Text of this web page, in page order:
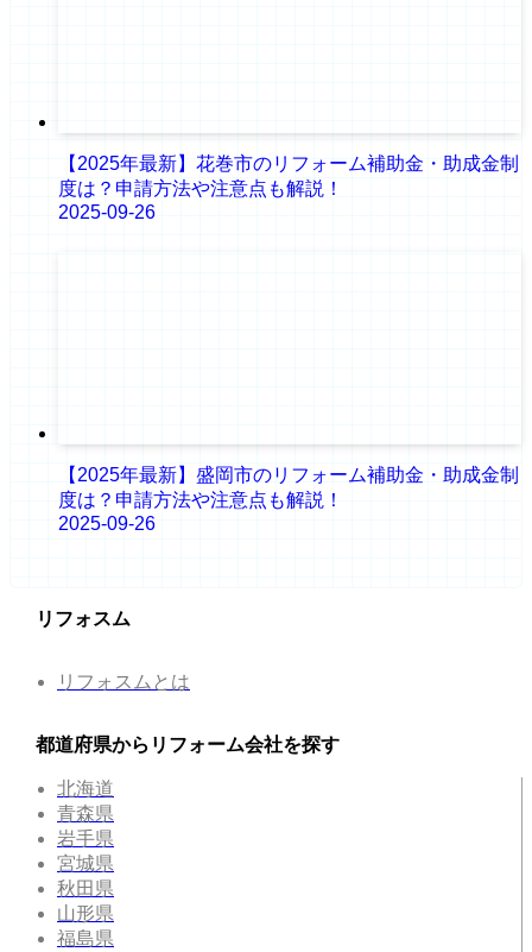
【2025年最新】花巻市のリフォーム補助金・助成金制
度は？申請方法や注意点も解説！
2025-09-26
【2025年最新】盛岡市のリフォーム補助金・助成金制
度は？申請方法や注意点も解説！
2025-09-26
リフォスム
リフォスムとは
都道府県からリフォーム会社を探す
北海道
青森県
岩手県
宮城県
秋田県
山形県
福島県